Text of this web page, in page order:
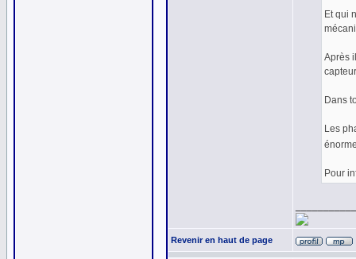
Et qui
Après
Dans
Les
Pour
Revenir en haut de page